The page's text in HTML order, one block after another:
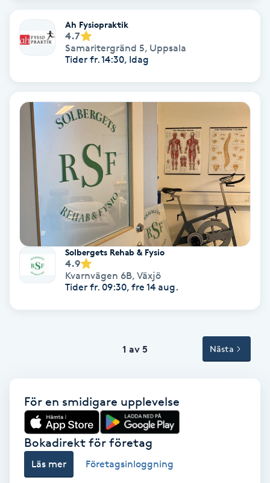
Slingor
Sockring
Spa manikyr & pedikyr
Spa-manikyr
Spa-pedikyr
Spraytan
Stylist
Tuina-massage
Taktil massage
Ah Fysiopraktik
4.7
Samaritergränd 5, Uppsala
Tider fr. 14:30, Idag
Solbergets Rehab & Fysio
4.9
Kvarnvägen 6B, Växjö
Tider fr. 09:30, fre 14 aug.
1 av 5 Nästa
För en smidigare upplevelse
Bokadirekt för företag
Läs mer Företagsinloggning